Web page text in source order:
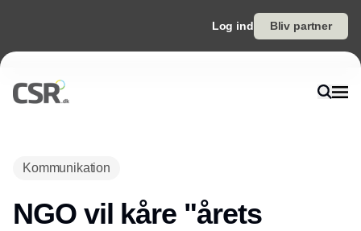
Log ind Bliv partner
Kommunikation
NGO vil kåre "årets